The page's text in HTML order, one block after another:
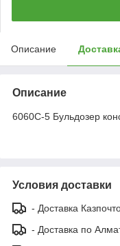
Описание
Описание
6060C-5 Бульдозер
Условия доставки
- Доставка
- Доставка по